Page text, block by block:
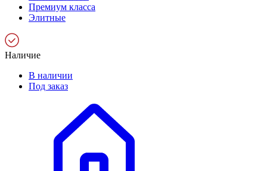
Премиум класса
Элитные
Наличие
В наличии
Под заказ